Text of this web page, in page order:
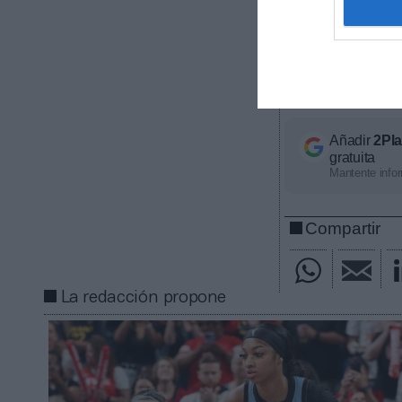
contratos de
económico
Añadir
gratuita
Mantente
Compartir
La redacción propone